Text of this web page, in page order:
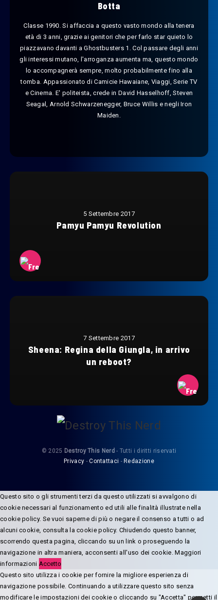
Botta
Classe 1990. Si affaccia a questo vasto mondo alla tenera
età di 3 anni, grazie ai genitori che per farlo star quieto lo
piazzavano davanti a Ghostbusters 1. Col passare degli anni
gli interessi mutano, l'arroganza aumenta ma, questo mondo
lo accompagnerà sempre, molto probabilmente fino alla
tomba. Appassionato di Camicie Hawaiane, Viaggi, Serie TV
e Cinema. E' politeista, crede in David Hasselhoff, Steven
Seagal, Arnold Schwarzenegger, Bruce Willis e negli Iron
Maiden.
5 Settembre 2017
Pamyu Pamyu Revolution
7 Settembre 2017
Sheena: Regina della Giungla, in arrivo
un reboot?
© 2025 Destroy This Nerd - Tutti i diritti riservati
Privacy -Contattaci - Redazione
Questo sito o gli strumenti terzi da questo utilizzati si avvalgono di
cookie necessari al funzionamento ed utili alle finalità illustrate nella
cookie policy. Se vuoi saperne di più o negare il consenso a tutti o ad
alcuni cookie, consulta la cookie policy. Chiudendo questo banner,
scorrendo questa pagina, cliccando su un link o proseguendo la
navigazione in altra maniera, acconsenti all'uso dei cookie.Maggiori
informazioni Accetto
Questo sito utilizza i cookie per fornire la migliore esperienza di
navigazione possibile. Continuando a utilizzare questo sito senza
modificare le impostazioni dei cookie o cliccando su "Accetta" permetti il